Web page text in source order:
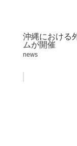
沖縄における
ムが開催
news